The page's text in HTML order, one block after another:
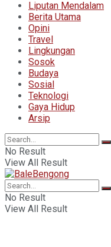
Liputan Mendalam
Berita Utama
Opini
Travel
Lingkungan
Sosok
Budaya
Sosial
Teknologi
Gaya Hidup
Arsip
No Result
View All Result
No Result
View All Result